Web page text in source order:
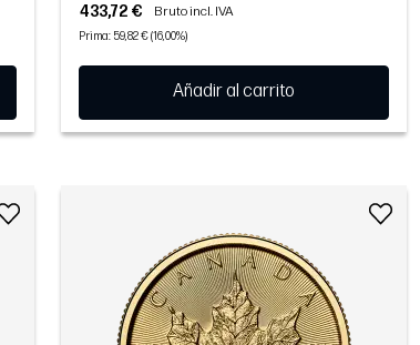
433,72 € Bruto incl. IVA
Prima: 59,82 € (16,00%)
Añadir al carrito